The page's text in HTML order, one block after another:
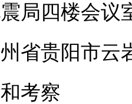
四楼会议
省贵阳市云
考察